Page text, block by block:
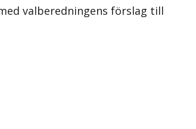
valberedningens förslag till